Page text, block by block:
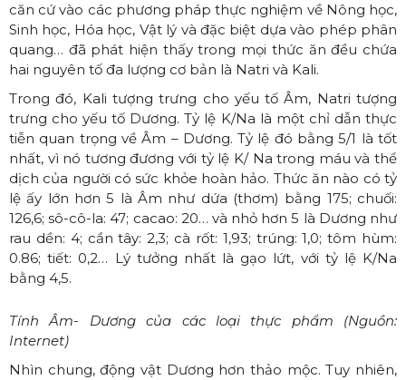
căn cứ vào các phương pháp thực nghiệm về Nông học,
Sinh học, Hóa học, Vật lý và đặc biệt dựa vào phép phân
quang… đã phát hiện thấy trong mọi thức ăn đều chứa
hai nguyên tố đa lượng cơ bản là Natri và Kali.
Trong đó, Kali tượng trưng cho yếu tố Âm, Natri tượng
trưng cho yếu tố Dương. Tỷ lệ K/Na là một chỉ dẫn thực
tiễn quan trọng về Âm – Dương. Tỷ lệ đó bằng 5/1 là tốt
nhất, vì nó tương đương với tỷ lệ K/ Na trong máu và thể
dịch của người có sức khỏe hoàn hảo. Thức ăn nào có tỷ
lệ ấy lớn hơn 5 là Âm như dứa (thơm) bằng 175; chuối:
126,6; sô-cô-la: 47; cacao: 20… và nhỏ hơn 5 là Dương như
rau dền: 4; cần tây: 2,3; cà rốt: 1,93; trúng: 1,0; tôm hùm:
0.86; tiết: 0,2… Lý tưởng nhất là gạo lứt, với tỷ lệ K/Na
bằng 4,5.
Tính Âm- Dương của các loại thực phẩm (Nguồn:
Internet)
Nhìn chung, động vật Dương hơn thảo mộc. Tuy nhiên,